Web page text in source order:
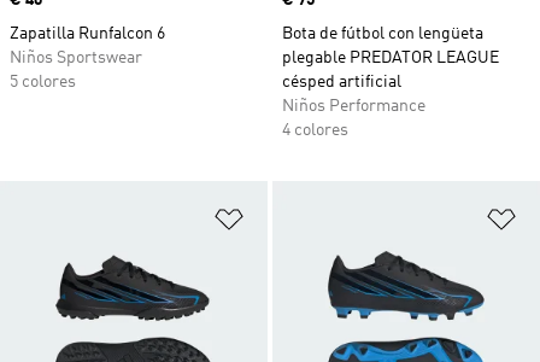
Zapatilla Runfalcon 6
Niños Sportswear
5 colores
Bota de fútbol con lengüeta
plegable PREDATOR LEAGUE
césped artificial
Niños Performance
4 colores